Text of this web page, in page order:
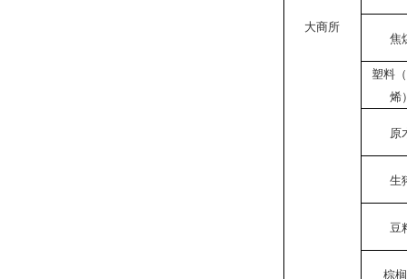
大商所
焦
塑料
烯
原
生
豆
棕